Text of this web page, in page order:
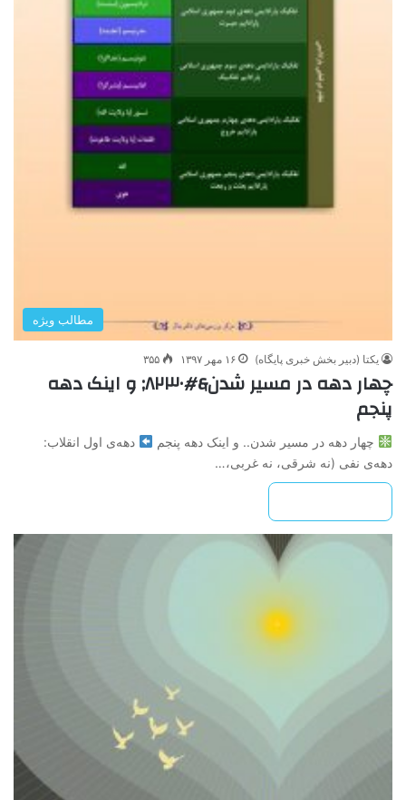
مطالب ویژه
یکتا (دبیر بخش خبری پایگاه) ۱۶ مهر ۱۳۹۷ ۳۵۵
چهار دهه در مسیر شدن&#۸۲۳۰; و اینک دهه
پنجم
چهار دهه در مسیر شدن.. و اینک دهه پنجم
دهه‌ی اول انقلاب:
دهه‌ی نفی (نه شرقی، نه غربی،…